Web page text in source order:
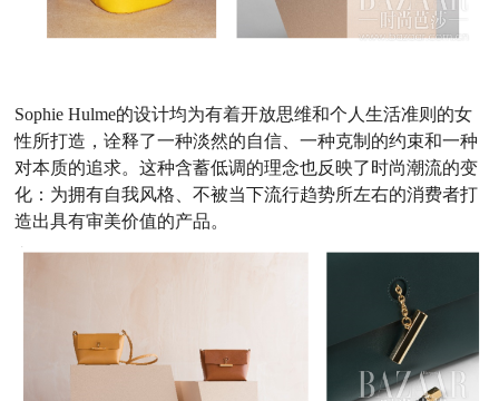
Sophie Hulme的设计均为有着开放思维和个人生活准则的女
性所打造，诠释了一种淡然的自信、一种克制的约束和一种
对本质的追求。这种含蓄低调的理念也反映了时尚潮流的变
化：为拥有自我风格、不被当下流行趋势所左右的消费者打
造出具有审美价值的产品。